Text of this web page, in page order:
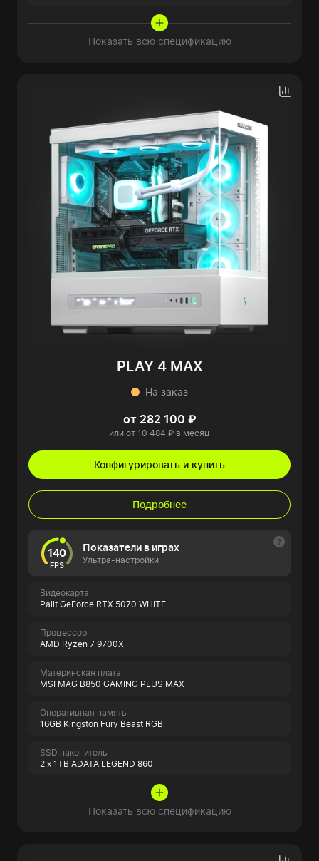
Показать всю спецификацию
PLAY 4 MAX
На заказ
от 282 100 ₽
или от 10 484 ₽ в месяц
Конфигурировать и купить
Подробнее
140
FPS
Показатели в играх
Ультра-настройки
Видеокарта
Palit GeForce RTX 5070 WHITE
Процессор
AMD Ryzen 7 9700X
Материнская плата
MSI MAG B850 GAMING PLUS MAX
Оперативная память
16GB Kingston Fury Beast RGB
SSD накопитель
2 x 1TB ADATA LEGEND 860
Показать всю спецификацию